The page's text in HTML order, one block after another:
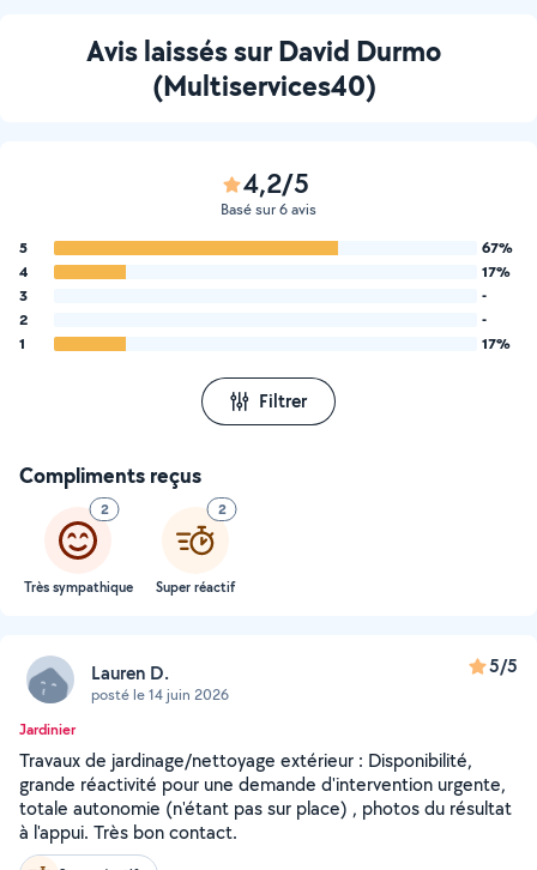
Avis laissés sur David Durmo
(Multiservices40)
4,2/5
Basé sur 6 avis
5
67%
4
17%
3
-
2
-
1
17%
Filtrer
Compliments reçus
2
Très sympathique
2
Super réactif
Lauren D.
posté le 14 juin 2026
5/5
Jardinier
Travaux de jardinage/nettoyage extérieur : Disponibilité,
grande réactivité pour une demande d'intervention urgente,
totale autonomie (n'étant pas sur place) , photos du résultat
à l'appui. Très bon contact.